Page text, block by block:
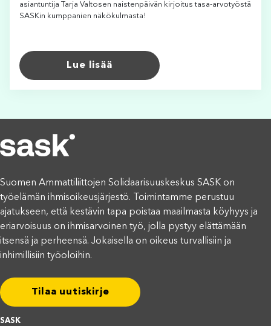
asiantuntija Tarja Valtosen naistenpäivän kirjoitus tasa-arvotyöstä
SASKin kumppanien näkökulmasta!
Lue lisää
Suomen Ammattiliittojen Solidaarisuuskeskus SASK on
työelämän ihmisoikeusjärjestö. Toimintamme perustuu
ajatukseen, että kestävin tapa poistaa maailmasta köyhyys ja
eriarvoisuus on ihmisarvoinen työ, jolla pystyy elättämään
itsensä ja perheensä. Jokaisella on oikeus turvallisiin ja
inhimillisiin työoloihin.
Tilaa uutiskirje
SASK